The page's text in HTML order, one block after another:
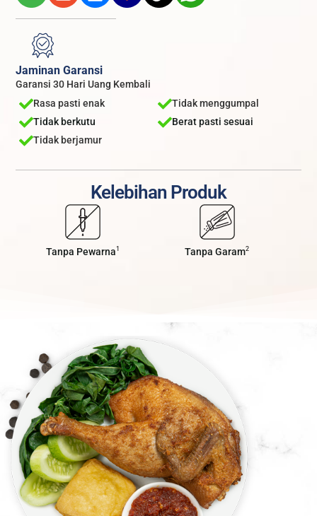
Jaminan Garansi
Garansi 30 Hari Uang Kembali
Rasa pasti enak
Tidak berkutu
Tidak berjamur
Tidak menggumpal
Berat pasti sesuai
Kelebihan Produk
Tanpa Pewarna1 Tanpa Garam2